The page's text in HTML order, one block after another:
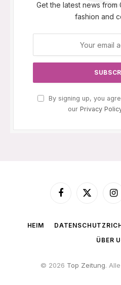
Get the latest news from
fashion and
By signing up, you
our Privacy
Facebook
X
HEIM
ÜBER
© 2026 Top Zeitung.